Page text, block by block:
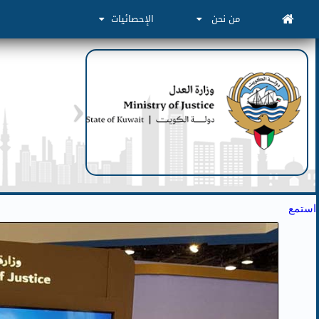
من نحن الإحصائيات
استمع